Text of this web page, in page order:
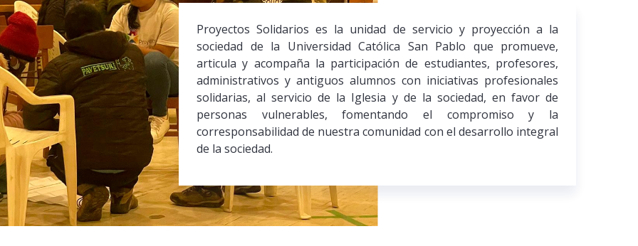
Proyectos Solidarios es la unidad de servicio y proyección a la
sociedad de la Universidad Católica San Pablo que promueve,
articula y acompaña la participación de estudiantes, profesores,
administrativos y antiguos alumnos con iniciativas profesionales
solidarias, al servicio de la Iglesia y de la sociedad, en favor de
personas vulnerables, fomentando el compromiso y la
corresponsabilidad de nuestra comunidad con el desarrollo integral
de la sociedad.